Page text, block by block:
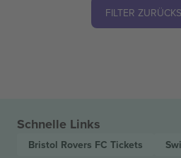
FILTER
Schnelle Links
Bristol Rovers FC Tickets